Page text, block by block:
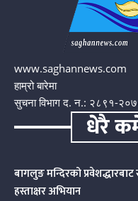
www.saghannews.com
हाम्रो बारेमा
सुचना विभाग द. न.: २८९१-
धेरै
बागलुङ मन्दिरको
हस्ताक्षर अभियान